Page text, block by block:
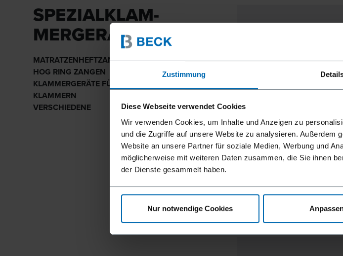
Zustimmung
Diese Webseite verwendet Cookies
Wir verwenden Cookies, um Inhalte und Anzeigen zu
und die Zugriffe auf unsere Website zu analysieren. Außerdem
Website an unsere Partner für soziale Medien, Werbung und
möglicherweise mit weiteren Daten zusammen, die Sie ihnen
der Dienste gesammelt haben.
Nur notwendige Cookies
SPEZIALKLAM­
MERGERÄTE
MATRATZEN­HEFTZANGEN
HOG RING ZANGEN
KLAMMER­GERÄTE FÜR KUNSTSTOFF­
KLAMMERN
VERSCHIE­DENE
F CL 23
12 mm, Hog Ring